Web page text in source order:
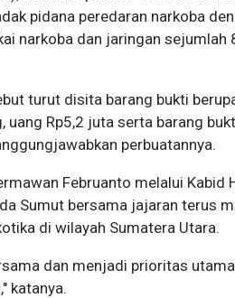
pidana peredaran narkoba
narkoba dan jaringan sejumlah
turut disita barang bukti
Rp5,2 juta serta barang
perbuatannya.
Februanto melalui Kabid
Sumut bersama jajaran terus
di wilayah Sumatera Utara.
dan menjadi prioritas
katanya.